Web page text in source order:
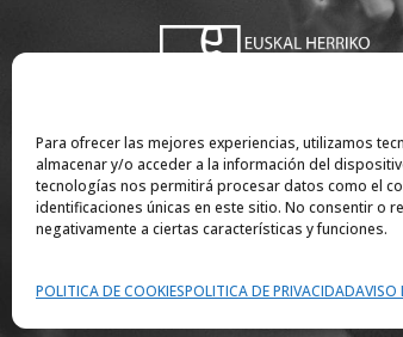
Para ofrecer las mejores experiencias, utilizamos
almacenar y/o acceder a la información del
tecnologías nos permitirá procesar datos como el
identificaciones únicas en este sitio. No consentir o
negativamente a ciertas características y funciones.
POLITICA DE COOKIESPOLITICA DE PRIVACIDADAVISO